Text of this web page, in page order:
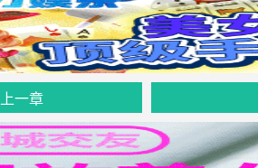
上一章